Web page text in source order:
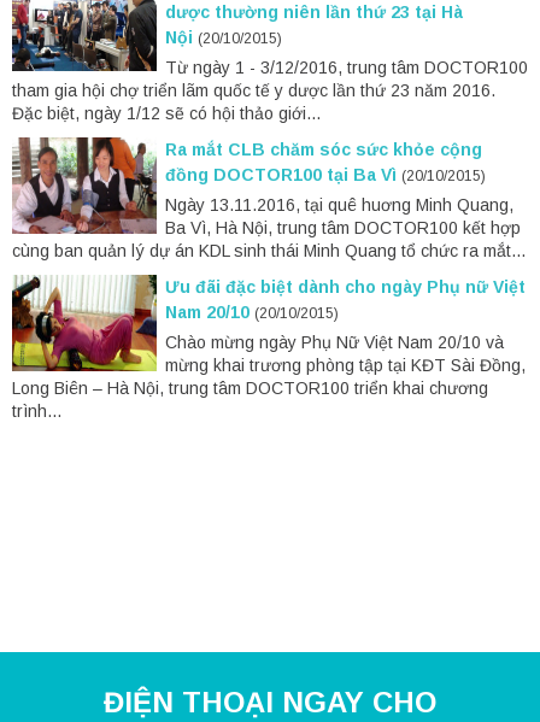
dược thường niên lần thứ 23 tại Hà
Nội (20/10/2015)
Từ ngày 1 - 3/12/2016, trung tâm DOCTOR100
tham gia hội chợ triển lãm quốc tế y dược lần thứ 23 năm 2016.
Đặc biệt, ngày 1/12 sẽ có hội thảo giới...
Ra mắt CLB chăm sóc sức khỏe cộng
đồng DOCTOR100 tại Ba Vì (20/10/2015)
Ngày 13.11.2016, tại quê huơng Minh Quang,
Ba Vì, Hà Nội, trung tâm DOCTOR100 kết hợp
cùng ban quản lý dự án KDL sinh thái Minh Quang tổ chức ra mắt...
Ưu đãi đặc biệt dành cho ngày Phụ nữ Việt
Nam 20/10 (20/10/2015)
Chào mừng ngày Phụ Nữ Việt Nam 20/10 và
mừng khai trương phòng tập tại KĐT Sài Đồng,
Long Biên – Hà Nội, trung tâm DOCTOR100 triển khai chương
trình...
ĐIỆN THOẠI NGAY CHO